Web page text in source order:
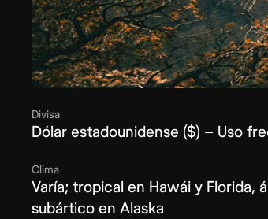
Divisa
Dólar estadounidense ($) – Uso
Clima
Varía; tropical en Hawái y Florida,
subártico en Alaska